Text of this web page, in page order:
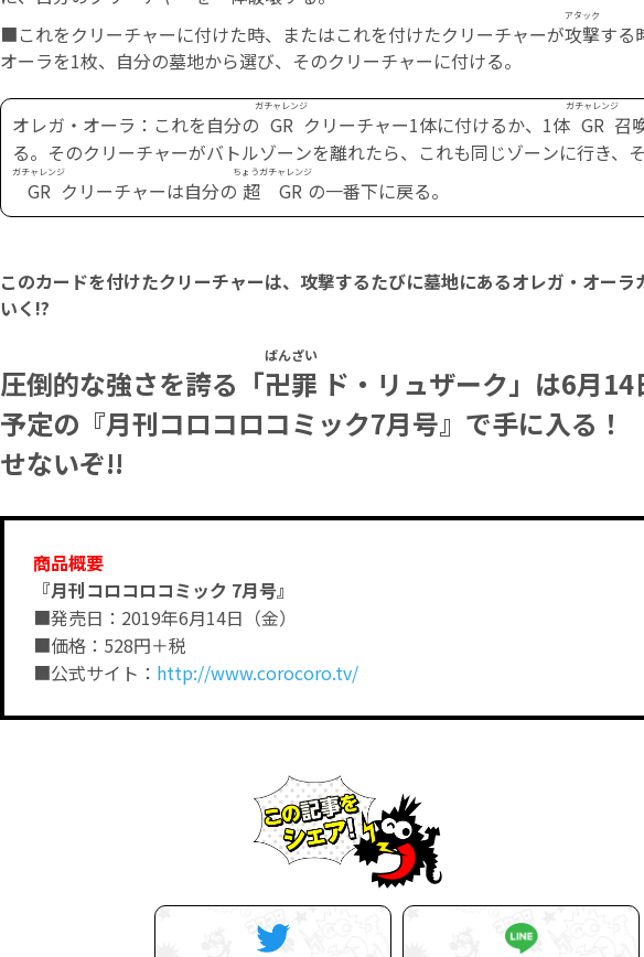
■これをクリーチャーに付けた時、またはこれを付けたクリーチャーが攻撃
アタック
する
オーラを1枚、自分の墓地から選び、そのクリーチャーに付ける。
オレガ・オーラ：これを自分の GR
ガチャレンジ
クリーチャー1体に付けるか、1体 GR
ガチャレンジ
召
る。そのクリーチャーがバトルゾーンを離れたら、これも同じゾーンに行き、
GR
ガチャレンジ
クリーチャーは自分の 超GR
ちょうガチャレンジ
の一番下に戻る。
このカードを付けたクリーチャーは、攻撃するたびに墓地にあるオレガ・オーラ
いく!?
圧倒的な強さを誇る「卍罪
ばんざい
ド・リュザーク」は6月
予定の『月刊コロコロコミック7月号』で手に入る
せないぞ!!
商品概要
『月刊コロコロコミック 7月号』
■発売日：2019年6月14日（金）
■価格：528円＋税
■公式サイト： http://www.corocoro.tv/